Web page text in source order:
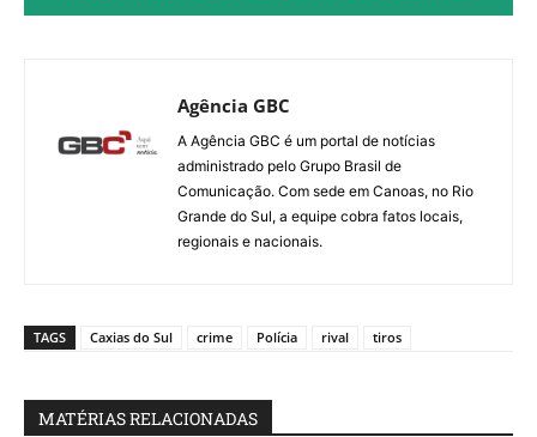
Agência GBC
A Agência GBC é um portal de notícias
administrado pelo Grupo Brasil de
Comunicação. Com sede em Canoas, no Rio
Grande do Sul, a equipe cobra fatos locais,
regionais e nacionais.
TAGS Caxias do Sul crime Polícia rival tiros
MATÉRIAS RELACIONADAS